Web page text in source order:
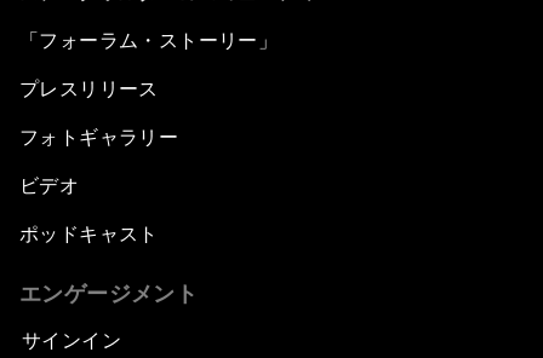
「フォーラム・ストーリー」
プレスリリース
フォトギャラリー
ビデオ
ポッドキャスト
エンゲージメント
サインイン